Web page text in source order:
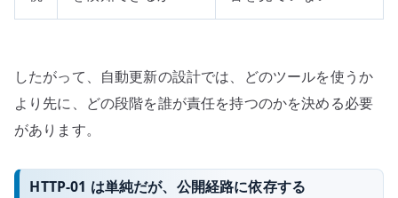
したがって、自動更新の設計では、どのツールを使うか
より先に、どの段階を誰が責任を持つのかを決める必要
があります。
HTTP-01 は単純だが、公開経路に依存する